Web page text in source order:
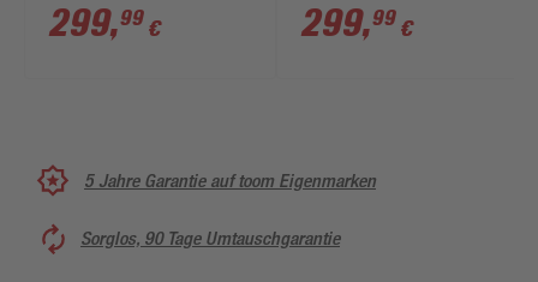
ohne Akku, bis 575 m²
299,99 €
ohne Akku, bis 560 m²
299,99 €
5 Jahre Garantie auf toom Eigenmarken
Sorglos, 90 Tage Umtauschgarantie